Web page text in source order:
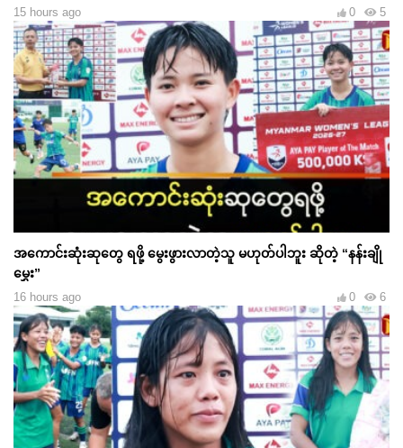
15 hours ago 5
0
အကောင်းဆုံးဆုတွေ ရဖို့ မွေးဖွားလာတဲ့သူ မဟုတ်ပါဘူး ဆိုတဲ့ “နန်းချို
မွှေး”
16 hours ago 6
0